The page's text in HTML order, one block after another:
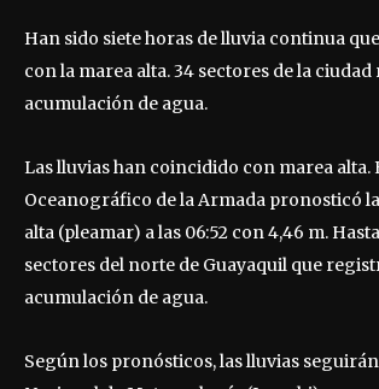
Han sido siete horas de lluvia continua
con la marea alta. 34 sectores de la
acumulación de agua.
Las lluvias han coincidido con marea alta.
Oceanográfico de la Armada pronosticó
alta (pleamar) a las 06:52 con 4,46 m.
sectores del norte de Guayaquil que
acumulación de agua.
Según los pronósticos, las lluvias